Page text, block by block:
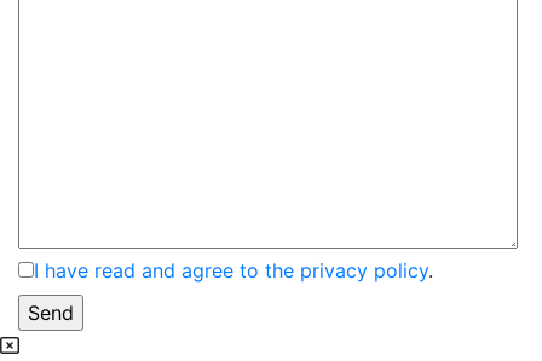
I have read and agree to the privacy policy.